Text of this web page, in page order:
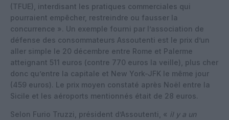
(TFUE), interdisant les pratiques commerciales qui
pourraient empêcher, restreindre ou fausser la
concurrence ». Un exemple fourni par l’association de
défense des consommateurs Assoutenti est le prix d’un
aller simple le 20 décembre entre Rome et Palerme
atteignant 511 euros (contre 770 euros la veille), plus cher
donc qu’entre la capitale et New York-JFK le même jour
(459 euros). Le prix moyen constaté après Noël entre la
Sicile et les aéroports mentionnés était de 28 euros.
Selon Furio Truzzi, président d’Assoutenti, « il y a un